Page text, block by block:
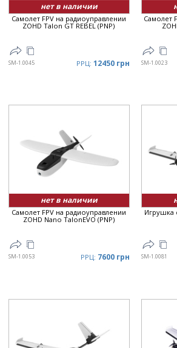
нет в наличии
Самолет FPV на радиоуправлении
ZOHD Talon GT REBEL (PNP)
SM-1.0045 РРЦ: 12450 грн
Самолет
SM-1.0023
нет в наличии
Самолет FPV на радиоуправлении
ZOHD Nano TalonEVO (PNP)
SM-1.0053 РРЦ: 7600 грн
Игрушка
SM-1.0081